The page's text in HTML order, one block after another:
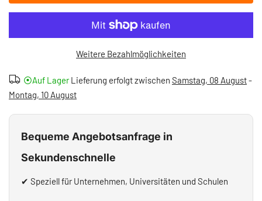
Weitere Bezahlmöglichkeiten
⦿Auf LagerLieferung erfolgt zwischen Samstag, 08 August-
Montag, 10 August
Bequeme Angebotsanfrage in
Sekundenschnelle
✔ Speziell für Unternehmen, Universitäten und Schulen